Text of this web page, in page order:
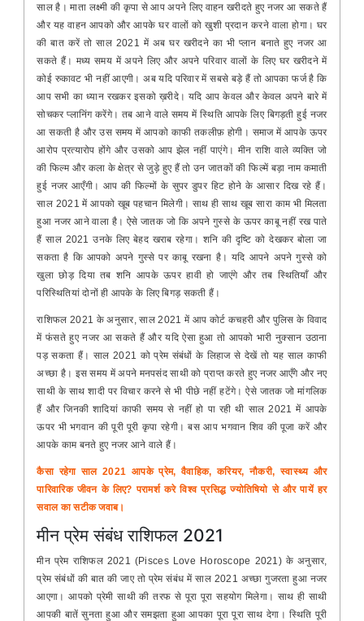
साल है। माता लक्ष्मी की कृपा से आप अपने लिए वाहन खरीदते हुए नजर आ सकते हैं
और यह वाहन आपको और आपके घर वालों को खुशी प्रदान करने वाला होगा। घर
की बात करें तो साल 2021 में अब घर खरीदने का भी प्लान बनाते हुए नजर आ
सकते हैं। मध्य समय में अपने लिए और अपने परिवार वालों के लिए घर खरीदने में
कोई रुकावट भी नहीं आएगी। अब यदि परिवार में सबसे बड़े हैं तो आपका फर्ज है कि
आप सभी का ध्यान रखकर इसको ख़रीदे। यदि आप केवल और केवल अपने बारे में
सोचकर प्लानिंग करेंगे। तब आने वाले समय में स्थिति आपके लिए बिगड़ती हुई नजर
आ सकती है और उस समय में आपको काफी तकलीफ़ होगी। समाज में आपके ऊपर
आरोप प्रत्यारोप होंगे और उसको आप झेल नहीं पाएंगे। मीन राशि वाले व्यक्ति जो
की फिल्म और कला के क्षेत्र से जुड़े हुए हैं तो उन जातकों की फिल्में बड़ा नाम कमाती
हुई नजर आएँगी। आप की फिल्मों के सुपर डुपर हिट होने के आसार दिख रहे हैं।
साल 2021 में आपको खूब पहचान मिलेगी। साथ ही साथ खूब सारा काम भी मिलता
हुआ नजर आने वाला है। ऐसे जातक जो कि अपने गुस्से के ऊपर काबू नहीं रख पाते
हैं साल 2021 उनके लिए बेहद खराब रहेगा। शनि की दृष्टि को देखकर बोला जा
सकता है कि आपको अपने गुस्से पर काबू रखना है। यदि आपने अपने गुस्से को
खुला छोड़ दिया तब शनि आपके ऊपर हावी हो जाएंगे और तब स्थितियाँ और
परिस्थितियां दोनों ही आपके के लिए बिगड़ सकती हैं।
राशिफल 2021 के अनुसार, साल 2021 में आप कोर्ट कचहरी और पुलिस के विवाद
में फंसते हुए नजर आ सकते हैं और यदि ऐसा हुआ तो आपको भारी नुक्सान उठाना
पड़ सकता हैं। साल 2021 को प्रेम संबंधों के लिहाज से देखें तो यह साल काफी
अच्छा है। इस समय में अपने मनपसंद साथी को प्राप्त करते हुए नजर आएँगे और नए
साथी के साथ शादी पर विचार करने से भी पीछे नहीं हटेंगे। ऐसे जातक जो मांगलिक
हैं और जिनकी शादियां काफी समय से नहीं हो पा रही थी साल 2021 में आपके
ऊपर भी भगवान की पूरी पूरी कृपा रहेगी। बस आप भगवान शिव की पूजा करें और
आपके काम बनते हुए नजर आने वाले हैं।
कैसा रहेगा साल 2021 आपके प्रेम, वैवाहिक, करियर, नौकरी, स्वास्थ्य और
पारिवारिक जीवन के लिए? परामर्श करे विश्व प्रसिद्ध ज्योतिषियो से और पायें हर
सवाल का सटीक जवाब।
मीन प्रेम संबंध राशिफल 2021
मीन प्रेम राशिफल 2021 (Pisces Love Horoscope 2021) के अनुसार,
प्रेम संबंधों की बात की जाए तो प्रेम संबंध में साल 2021 अच्छा गुजरता हुआ नजर
आएगा। आपको प्रेमी साथी की तरफ से पूरा पूरा सहयोग मिलेगा। साथ ही साथी
आपकी बातें सुनता हुआ और समझता हुआ आपका पूरा पूरा साथ देगा। स्थिति पूरी